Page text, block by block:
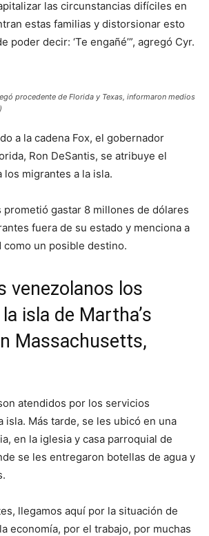
las circunstancias difíciles en
estas familias y distorsionar esto
poder decir: ‘Te engañé’”, agregó Cyr.
procedente de Florida y Texas, informaron medios
a la cadena Fox, el gobernador
Ron DeSantis, se atribuye el
los migrantes a la isla.
prometió gastar 8 millones de dólares
fuera de su estado y menciona a
como un posible destino.
venezolanos los
isla de Martha’s
Massachusetts,
atendidos por los servicios
isla. Más tarde, se les ubicó en una
en la iglesia y casa parroquial de
se les entregaron botellas de agua y
llegamos aquí por la situación de
economía, por el trabajo, por muchas